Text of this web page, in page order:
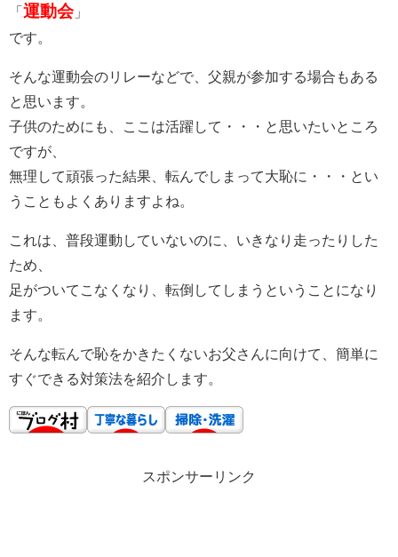
「 運動会」
です。
そんな運動会のリレーなどで、父親が参加する場合もある
と思います。
子供のためにも、ここは活躍して・・・と思いたいところ
ですが、
無理して頑張った結果、転んでしまって大恥に・・・とい
うこともよくありますよね。
これは、普段運動していないのに、いきなり走ったりした
ため、
足がついてこなくなり、転倒してしまうということになり
ます。
そんな転んで恥をかきたくないお父さんに向けて、簡単に
すぐできる対策法を紹介します。
スポンサーリンク